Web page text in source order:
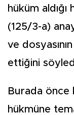
hüküm
(125/3-a)
ve
ettiğini
Burada önce
hükmüne